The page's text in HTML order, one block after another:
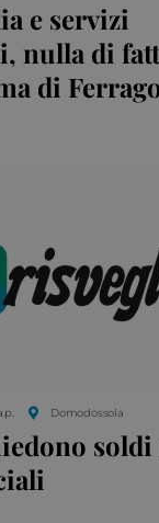
e servizi
nulla di
di
Domodossola
soldi